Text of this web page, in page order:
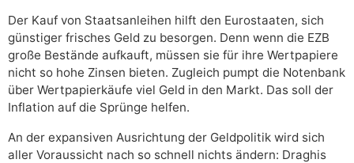
Der Kauf von Staatsanleihen hilft den Eurostaaten, sich
günstiger frisches Geld zu besorgen. Denn wenn die EZB
große Bestände aufkauft, müssen sie für ihre Wertpapiere
nicht so hohe Zinsen bieten. Zugleich pumpt die Notenbank
über Wertpapierkäufe viel Geld in den Markt. Das soll der
Inflation auf die Sprünge helfen.
An der expansiven Ausrichtung der Geldpolitik wird sich
aller Voraussicht nach so schnell nichts ändern: Draghis